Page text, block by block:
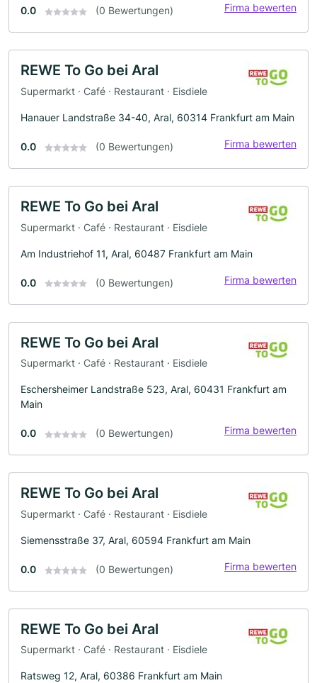
0.0 (0 Bewertungen) Firma bewerten
REWE To Go bei Aral
Supermarkt · Café · Restaurant · Eisdiele
Hanauer Landstraße 34-40, Aral, 60314 Frankfurt am Main
0.0 (0 Bewertungen) Firma bewerten
REWE To Go bei Aral
Supermarkt · Café · Restaurant · Eisdiele
Am Industriehof 11, Aral, 60487 Frankfurt am Main
0.0 (0 Bewertungen) Firma bewerten
REWE To Go bei Aral
Supermarkt · Café · Restaurant · Eisdiele
Eschersheimer Landstraße 523, Aral, 60431 Frankfurt am
Main
0.0 (0 Bewertungen) Firma bewerten
REWE To Go bei Aral
Supermarkt · Café · Restaurant · Eisdiele
Siemensstraße 37, Aral, 60594 Frankfurt am Main
0.0 (0 Bewertungen) Firma bewerten
REWE To Go bei Aral
Supermarkt · Café · Restaurant · Eisdiele
Ratsweg 12, Aral, 60386 Frankfurt am Main